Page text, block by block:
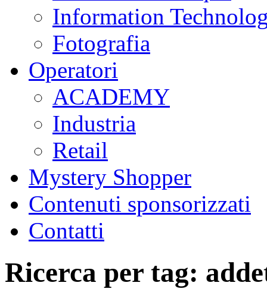
Information
Fotografia
Operatori
ACADEMY
Industria
Retail
Mystery Shopper
Contenuti sponsorizzati
Contatti
Ricerca per tag: